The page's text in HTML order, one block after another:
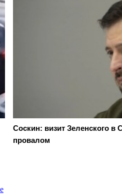
Соскин: визит Зеленского
провалом